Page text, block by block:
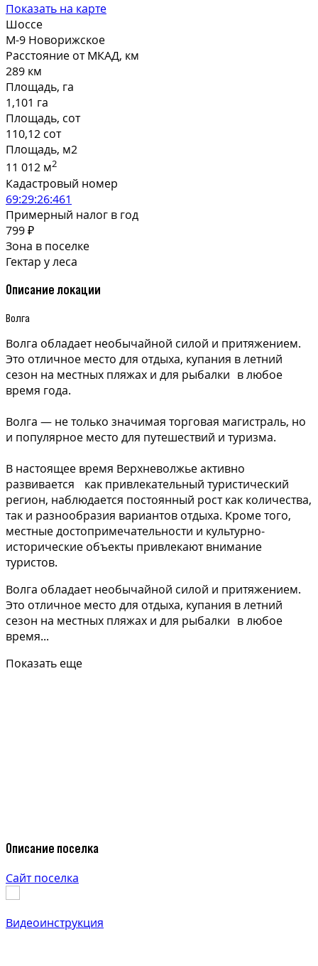
Показать на карте
Шоссе
М-9 Новорижское
Расстояние от МКАД, км
289 км
Площадь, га
1,101 га
Площадь, сот
110,12 сот
Площадь, м2
11 012 м2
Кадастровый номер
69:29:26:461
Примерный налог в год
799 ₽
Зона в поселке
Гектар у леса
Описание локации
Волга
Волга обладает необычайной силой и притяжением.
Это отличное место для отдыха, купания в летний
сезон на местных пляжах и для рыбалки в любое
время года.
Волга — не только значимая торговая магистраль, но
и популярное место для путешествий и туризма.
В настоящее время Верхневолжье активно
развивается как привлекательный туристический
регион, наблюдается постоянный рост как количества,
так и разнообразия вариантов отдыха. Кроме того,
местные достопримечательности и культурно-
исторические объекты привлекают внимание
туристов.
Волга обладает необычайной силой и притяжением.
Это отличное место для отдыха, купания в летний
сезон на местных пляжах и для рыбалки в любое
время...
Показать еще
Описание поселка
Сайт поселка
Видеоинструкция